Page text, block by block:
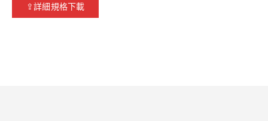
⇪詳細規格下載